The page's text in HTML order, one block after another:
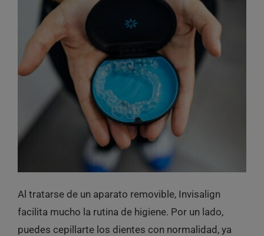
Al tratarse de un aparato removible, Invisalign
facilita mucho la rutina de higiene. Por un lado,
puedes cepillarte los dientes con normalidad, ya